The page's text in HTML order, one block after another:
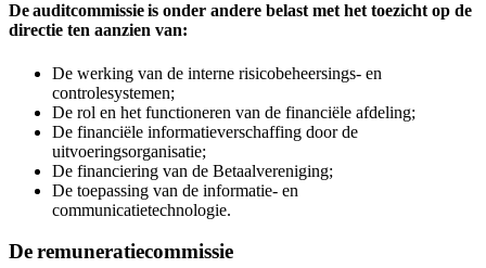
De auditcommissie is onder andere belast met het toezicht op de
directie ten aanzien van:
De werking van de interne risicobeheersings- en
controlesystemen;
De rol en het functioneren van de financiële afdeling;
De financiële informatieverschaffing door de
uitvoeringsorganisatie;
De financiering van de Betaalvereniging;
De toepassing van de informatie- en
communicatietechnologie.
De remuneratiecommissie